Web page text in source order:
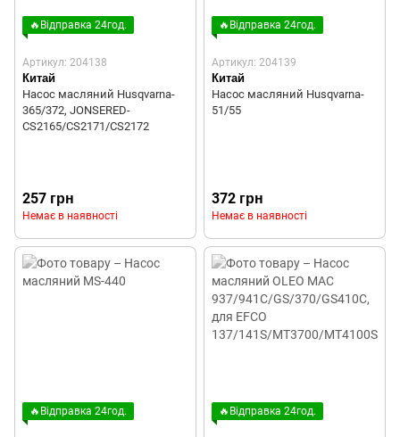
🔥Відправка 24год.
Артикул: 204138
Китай
Насос масляний Husqvarna-
365/372, JONSERED-
CS2165/CS2171/CS2172
257 грн
Немає в наявності
🔥Відправка 24год.
Артикул: 204139
Китай
Насос масляний Husqvarna-
51/55
372 грн
Немає в наявності
🔥Відправка 24год. 🔥Відправка 24год.